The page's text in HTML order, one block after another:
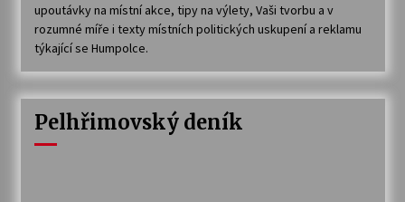
upoutávky na místní akce, tipy na výlety, Vaši tvorbu a v
rozumné míře i texty místních politických uskupení a reklamu
týkající se Humpolce.
Pelhřimovský deník